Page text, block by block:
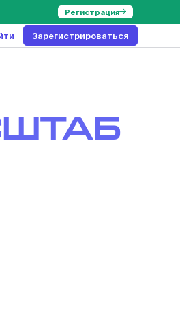
Регистрация
Зарегистрироваться